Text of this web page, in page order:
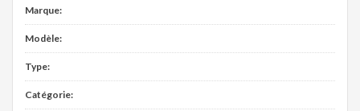
Marque:
Modèle:
Type:
Catégorie: